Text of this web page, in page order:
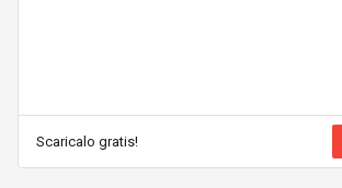
Scaricalo gratis!